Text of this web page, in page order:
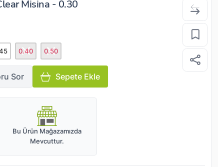
Misina - 0.30
0.40 0.50
Sor Sepete Ekle
Bu Ürün Mağazamızda
Mevcuttur.